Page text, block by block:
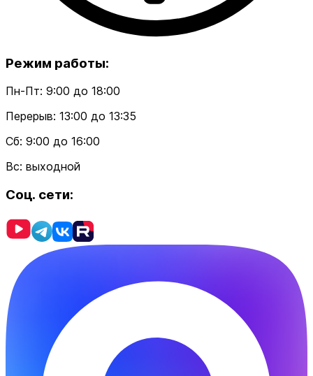
Режим работы:
Пн-Пт: 9:00 до 18:00
Перерыв: 13:00 до 13:35
Cб: 9:00 до 16:00
Вс: выходной
Соц. сети: